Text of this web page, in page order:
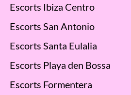
Escorts Ibiza Centro
Escorts San Antonio
Escorts Santa Eulalia
Escorts Playa den Bossa
Escorts Formentera